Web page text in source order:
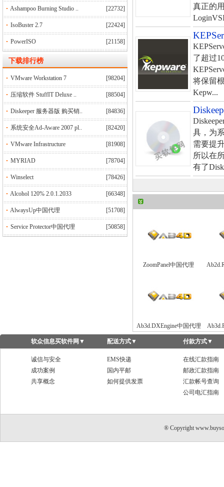
Ashampoo Burning Studio .. [22732]
IsoBuster 2.7 [22424]
PowerISO [21158]
下载排行榜
VMware Workstation 7 [98204]
压缩软件 StuffIT Deluxe .. [88504]
Diskeeper 服务器版 购买销.. [84836]
系统安全Ad-Aware 2007 pl.. [82420]
VMware Infrastructure [81908]
MYRIAD [78704]
Winselect [78426]
Alcohol 120% 2.0.1.2033 [66348]
AlwaysUp中国代理 [51708]
Service Protector中国代理 [50858]
真正的
了超过
将保留
Kepw...
具，为
需要提
所以在
有了
ZoomPanel中国代理
Ab3d.DXEngine中国代理
软众信息买软件网 ▼ 配送方式▼ 付款方式▼
诚信与安全 EMS快递
在线汇款指南
成功案例
国内平邮
邮政汇款指南
共享概念
如何提供发票
汇款帐号查询
公司电汇指南
® Copyright